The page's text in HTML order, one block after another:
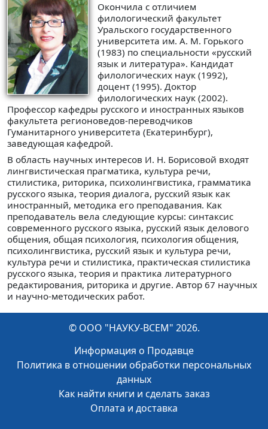
Окончила с отличием
филологический факультет
Уральского государственного
университета им. А. М. Горького
(1983) по специальности «русский
язык и литература». Кандидат
филологических наук (1992),
доцент (1995). Доктор
филологических наук (2002).
Профессор кафедры русского и иностранных языков
факультета регионоведов-переводчиков
Гуманитарного университета (Екатеринбург),
заведующая кафедрой.
В область научных интересов И. Н. Борисовой входят
лингвистическая прагматика, культура речи,
стилистика, риторика, психолингвистика, грамматика
русского языка, теория диалога, русский язык как
иностранный, методика его преподавания. Как
преподаватель вела следующие курсы: синтаксис
современного русского языка, русский язык делового
общения, общая психология, психология общения,
психолингвистика, русский язык и культура речи,
культура речи и стилистика, практическая стилистика
русского языка, теория и практика литературного
редактирования, риторика и другие. Автор 67 научных
и научно-методических работ.
© ООО "НАУКУ-ВСЕМ" 2026.
Информация о Продавце
Политика в отношении обработки персональных
данных
Как найти книги и сделать заказ
Оплата и доставка